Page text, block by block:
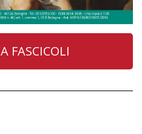
FASCICOLI